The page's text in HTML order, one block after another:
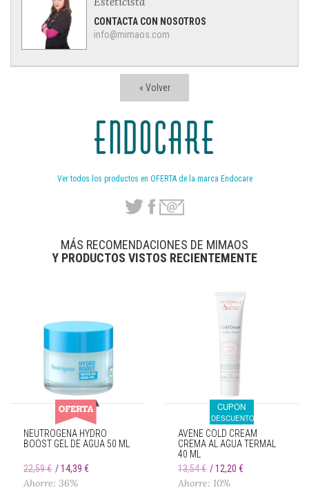
« Volver
Ver todos los productos en OFERTA de la marca Endocare
CONTACTA CON NOSOTROS
info@mimaos.com
MÁS RECOMENDACIONES DE MIMAOS
Y PRODUCTOS VISTOS RECIENTEMENTE
NEUTROGENA HYDRO
BOOST GEL DE AGUA 50 ML
22,59 € 14,39 €
Ahorre: 36%
CUPON
DESCUENTO
AVÈNE COLD CREAM
CREMA AL AGUA TERMAL
40 ML
13,54 €
12,20 €
Ahorre: 10%